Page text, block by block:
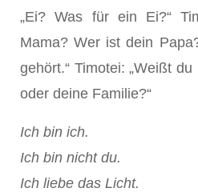
„Ei? Was für ein Ei?“
Mama? Wer ist dein
gehört.“ Timotei: „Weißt
oder deine Familie?“
Ich bin ich.
Ich bin nicht du.
Ich liebe das Licht.